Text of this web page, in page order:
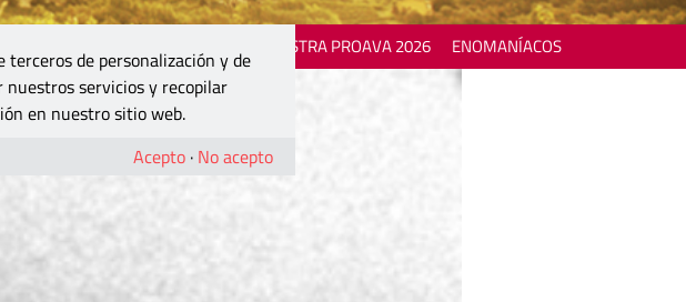
MOSTRA PROAVA 2026 ENOMANÍACOS
terceros de personalización y de
servicios y recopilar
en nuestro sitio web.
Acepto · No acepto